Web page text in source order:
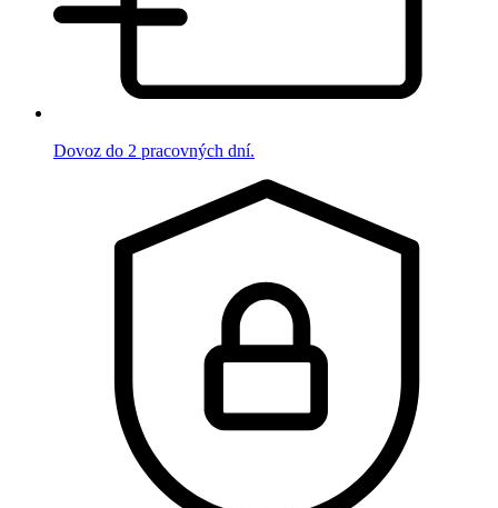
Dovoz do 2 pracovných dní.